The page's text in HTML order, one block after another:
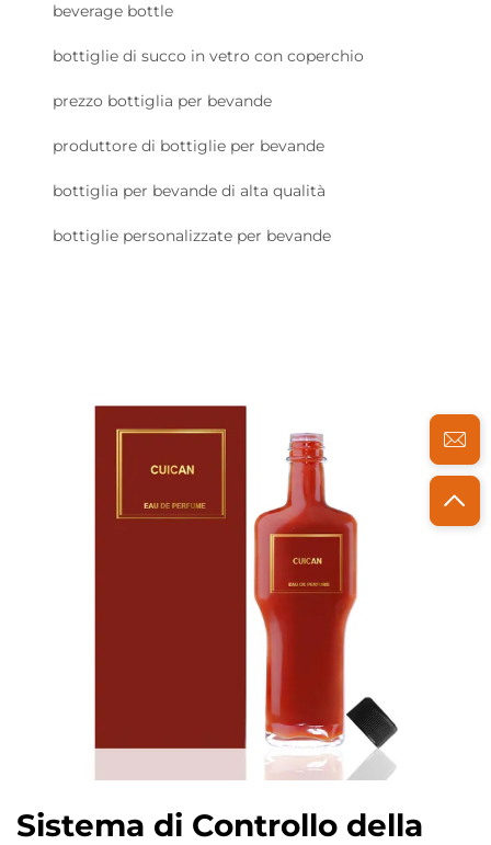
beverage bottle
bottiglie di succo in vetro con coperchio
prezzo bottiglia per bevande
produttore di bottiglie per bevande
bottiglia per bevande di alta qualità
bottiglie personalizzate per bevande
Sistema di Controllo della